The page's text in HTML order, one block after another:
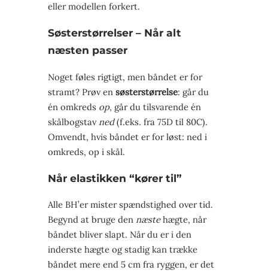
eller modellen forkert.
Søsterstørrelser – Når alt
næsten passer
Noget føles rigtigt, men båndet er for
stramt? Prøv en søsterstørrelse: går du
én omkreds op, går du tilsvarende én
skålbogstav ned(f.eks. fra 75D til 80C).
Omvendt, hvis båndet er for løst: ned i
omkreds, op i skål.
Når elastikken “kører til”
Alle BH’er mister spændstighed over tid.
Begynd at bruge den næstehægte, når
båndet bliver slapt. Når du er i den
inderste hægte og stadig kan trække
båndet mere end 5 cm fra ryggen, er det